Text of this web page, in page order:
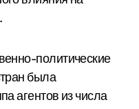
политические
была
агентов из числа